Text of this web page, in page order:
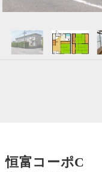
恒富コーポC